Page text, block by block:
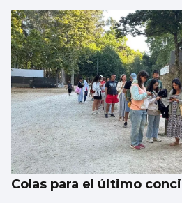
Colas para el último